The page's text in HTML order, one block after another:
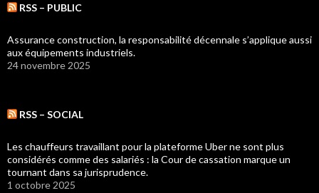
RSS – PUBLIC
Assurance construction, la responsabilité décennale s’applique aussi
aux équipements industriels.
24 novembre 2025
RSS – SOCIAL
Les chauffeurs travaillant pour la plateforme Uber ne sont plus
considérés comme des salariés : la Cour de cassation marque un
tournant dans sa jurisprudence.
1 octobre 2025